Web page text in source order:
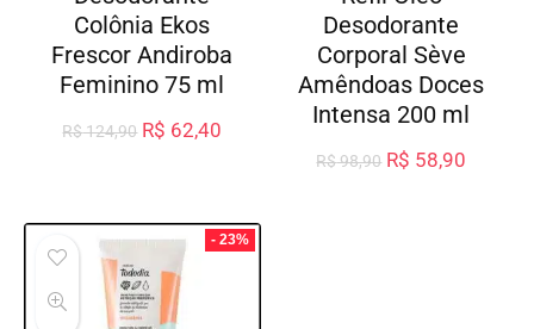
Colônia Ekos
Frescor Andiroba
Feminino 75 ml
R$124,90 R$ 62,40
Desodorante
Corporal Sève
Amêndoas Doces
Intensa 200 ml
R$98,90 R$ 58,90
- 23%